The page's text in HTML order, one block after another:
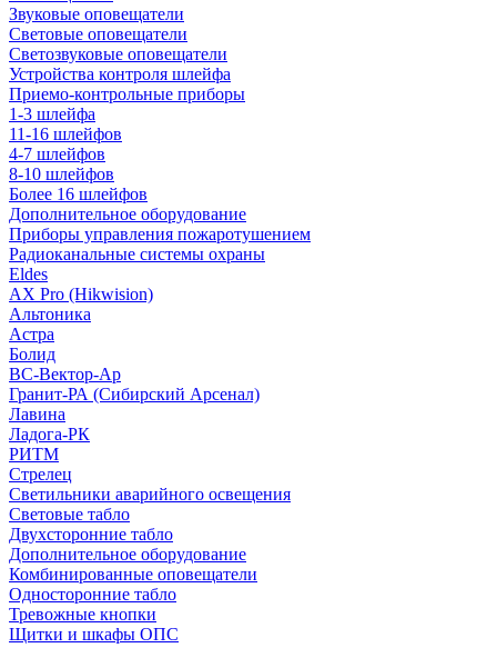
Звуковые оповещатели
Световые оповещатели
Светозвуковые оповещатели
Устройства контроля шлейфа
Приемо-контрольные приборы
1-3 шлейфа
11-16 шлейфов
4-7 шлейфов
8-10 шлейфов
Более 16 шлейфов
Дополнительное оборудование
Приборы управления пожаротушением
Радиоканальные системы охраны
Eldes
AX Pro (Hikwision)
Альтоника
Астра
Болид
ВС-Вектор-Ар
Гранит-РА (Сибирский Арсенал)
Лавина
Ладога-РК
РИТМ
Стрелец
Светильники аварийного освещения
Световые табло
Двухсторонние табло
Дополнительное оборудование
Комбинированные оповещатели
Односторонние табло
Тревожные кнопки
Щитки и шкафы ОПС